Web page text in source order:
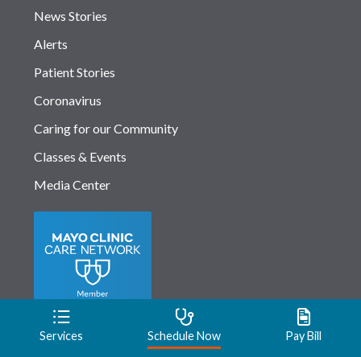
News Stories
Alerts
Patient Stories
Coronavirus
Caring for our Community
Classes & Events
Media Center
Services Schedule Now Pay Bill